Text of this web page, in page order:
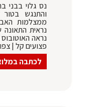
נס גלוי בבני
והתנגש
ממצלמות
נראית
נראה
פצועים קל |
לכתבה